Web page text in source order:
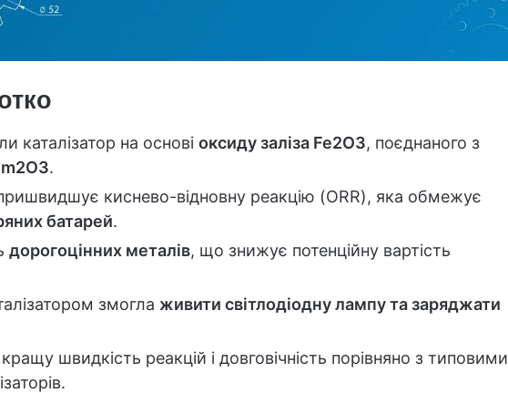
каталізатор на основі оксиду заліза Fe2O3, поєднаного з
.
киснево-відновну реакцію (ORR), яка обмежує
батарей.
дорогоцінних металів, що знижує потенційну вартість
змогла живити світлодіодну лампу та заряджати
швидкість реакцій і довговічність порівняно з типовими